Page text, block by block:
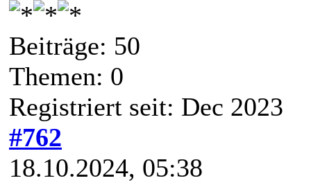
Beiträge: 50
Themen: 0
Registriert seit: Dec 2023
#762
18.10.2024, 05:38